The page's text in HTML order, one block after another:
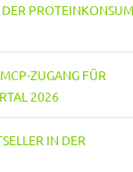
PROTEINKONSUM O
ZUGANG FÜR
2026
IN DER H